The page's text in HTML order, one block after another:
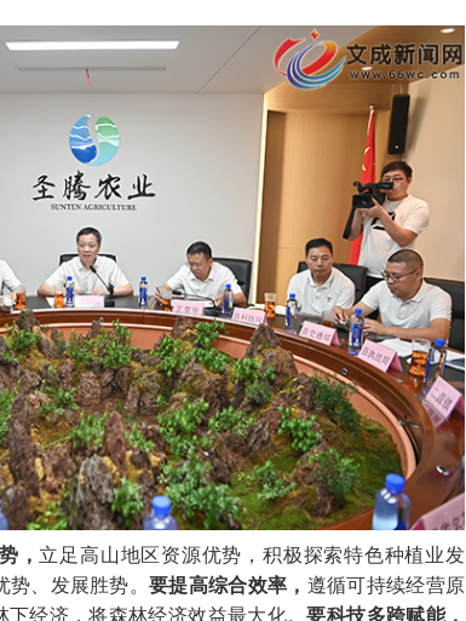
， 立足高山地区资源优势，积极探索特色种植业发
势、发展胜势。要提高综合效率， 遵循可持续经营原
下经济，将森林经济效益最大化。要科技多跨赋能，